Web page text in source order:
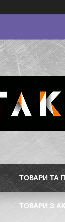
ТОВАРИ ТА
ТОВАРИ З